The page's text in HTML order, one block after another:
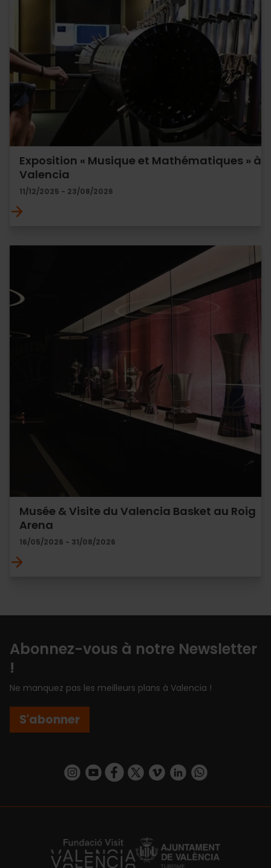
Exposition « Musique et Mathématiques » à
Valencia
11/12/2025 - 23/08/2026
Musée & Visite du Valencia Basket au Roig
Arena
16/05/2026 - 31/08/2026
Abonnez-vous à notre Newsletter
!
Ne manquez pas les meilleurs plans à Valencia !
S'abonner
https://www.instagram.com/visit_valencia/
https://www.youtube.com/user/
https://www.facebook.com/
https://twitter.com/
https://vimeo.com/
https://www.linkedin.com/company/turismo-valencia/https://api.whatsapp.com/send/
https://fundacion.visitvalencia.com/